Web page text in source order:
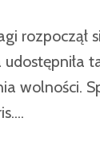
rozpoczął
wolności.